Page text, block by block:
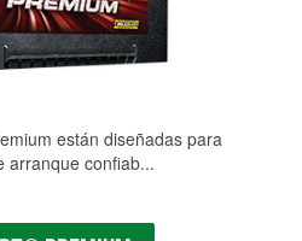
están diseñadas para
arranque confiab...